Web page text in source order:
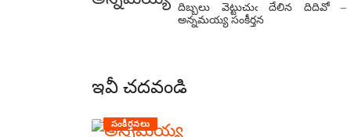
దిబ్బలు వెట్టుచుఁ దేలిన దిదివో –
అన్నమయ్య సంకీర్తన
ఇవీ చదవండి
సంకీర్తనలు